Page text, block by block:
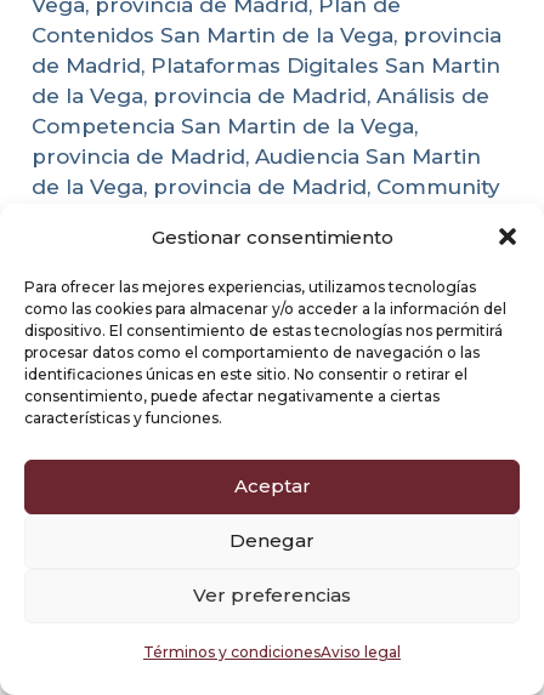
Gestionar consentimiento
Para ofrecer las mejores experiencias, utilizamos tecnologías
como las cookies para almacenar y/o acceder a la información del
dispositivo. El consentimiento de estas tecnologías nos permitirá
procesar datos como el comportamiento de navegación o las
identificaciones únicas en este sitio. No consentir o retirar el
consentimiento, puede afectar negativamente a ciertas
características y funciones.
Aceptar
Denegar
Ver preferencias
Términos y condicionesAviso legal
Contenidos San Martin de la Vega, provincia
de Madrid, Plataformas Digitales San Martin
de la Vega, provincia de Madrid, Análisis de
Competencia San Martin de la Vega,
provincia de Madrid, Audiencia San Martin
de la Vega, provincia de Madrid, Community
Madrid, Gestión de Reputación Online San
Martin de la Vega, provincia de Madrid,
Interacción en Redes San Martin de la Vega,
provincia de Madrid, Community
Management Profesional San Martin de la
Vega, provincia de Madrid, Publicidad en
Redes Sociales San Martin de la Vega,
provincia de Madrid, Social AdsSan Martin de
la Vega, provincia de Madrid, Campañas de
Pago San Martin de la Vega, provincia de
Madrid, Meta AdsSan Martin de la Vega,
de la Vega, provincia de Madrid, Tráfico
Cualificado San Martin de la Vega, provincia